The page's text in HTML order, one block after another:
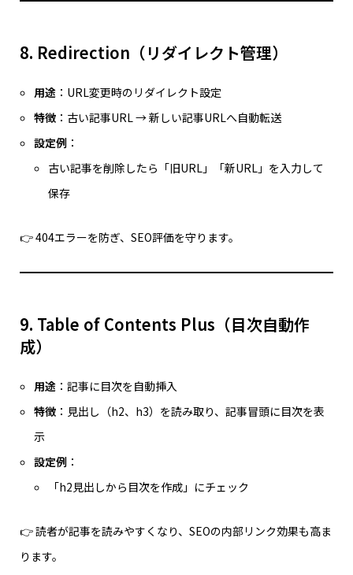
8. Redirection（リダイレクト管理）
用途 ：URL変更時のリダイレクト設定
特徴 ：古い記事URL → 新しい記事URLへ自動転送
設定例 ：
古い記事を削除したら「旧URL」「新URL」を入力して
保存
👉 404エラーを防ぎ、SEO評価を守ります。
9. Table of Contents Plus（目次自動作
成）
用途 ：記事に目次を自動挿入
特徴 ：見出し（h2、h3）を読み取り、記事冒頭に目次を表
示
設定例 ：
「h2見出しから目次を作成」にチェック
👉 読者が記事を読みやすくなり、SEOの内部リンク効果も高ま
ります。